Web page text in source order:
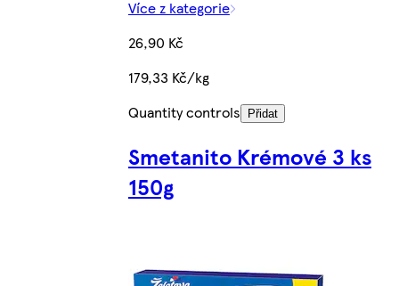
Více z kategorie
26,90 Kč
179,33 Kč/kg
Quantity controls
Přidat
Smetanito Krémové 3 ks
150g